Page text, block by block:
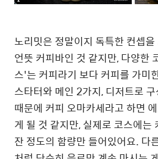
노리밋은 정말이지 독특한 컨셉
언뜻 커피바인 것 같지만, 다양한
스'는 커피라기 보다 커피를 가미
스타터와 메인 2가지, 디저트로
때문에 커피 오마카세라고 하면
게 될 것 같지만, 실제로 코스에
잔 정도의 함량만 들어있어요. 다